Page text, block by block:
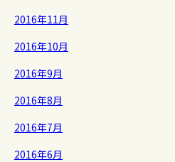
2016年11月
2016年10月
2016年9月
2016年8月
2016年7月
2016年6月